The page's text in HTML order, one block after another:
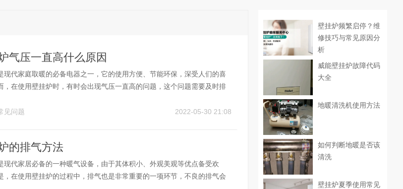
气压一直高什么原因
现代家庭取暖的必备电器之一，它的使用方便、节能环保，深受人们的喜
，在使用壁挂炉时，有时会出现气压一直高的问题，这个问题需要及时排
壁挂炉和气管之间的连接是否牢固、是否有漏气。其次，要检查新风和排
见问题 2022-05-30 21:08
的排气方法
现代家居必备的一种暖气设备，由于其体积小、外观美观等优点备受欢
，在使用壁挂炉的过程中，排气也是非常重要的一项环节，不良的排气会
壁挂炉频繁启停？维
修技巧与常见原因分
析
威能壁挂炉故障代码
大全
地暖清洗机使用方法
如何判断地暖是否该
清洗
壁挂炉夏季使用常见